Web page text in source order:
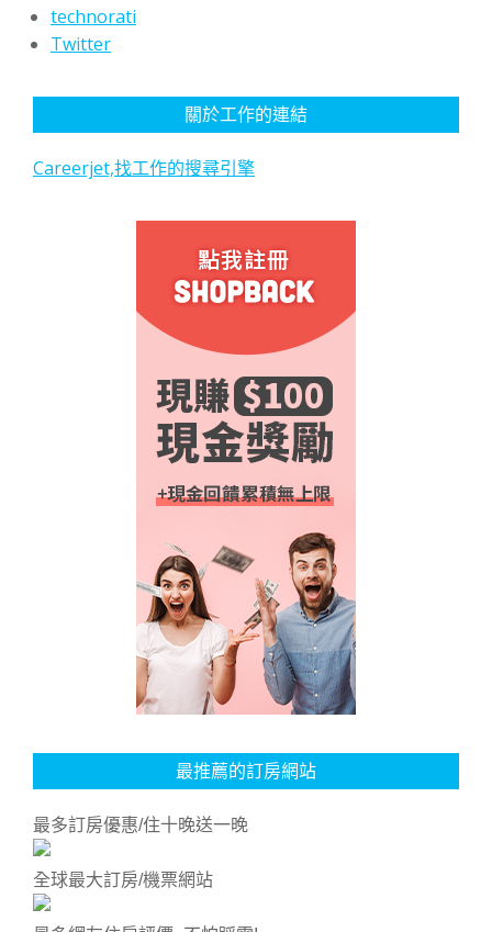
technorati
Twitter
關於工作的連結
Careerjet,找工作的搜尋引擎
最推薦的訂房網站
最多訂房優惠/住十晚送一晚
全球最大訂房/機票網站